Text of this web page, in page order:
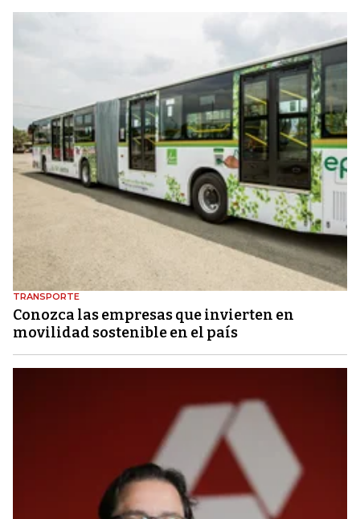
TRANSPORTE
Conozca las empresas que invierten en
movilidad sostenible en el país